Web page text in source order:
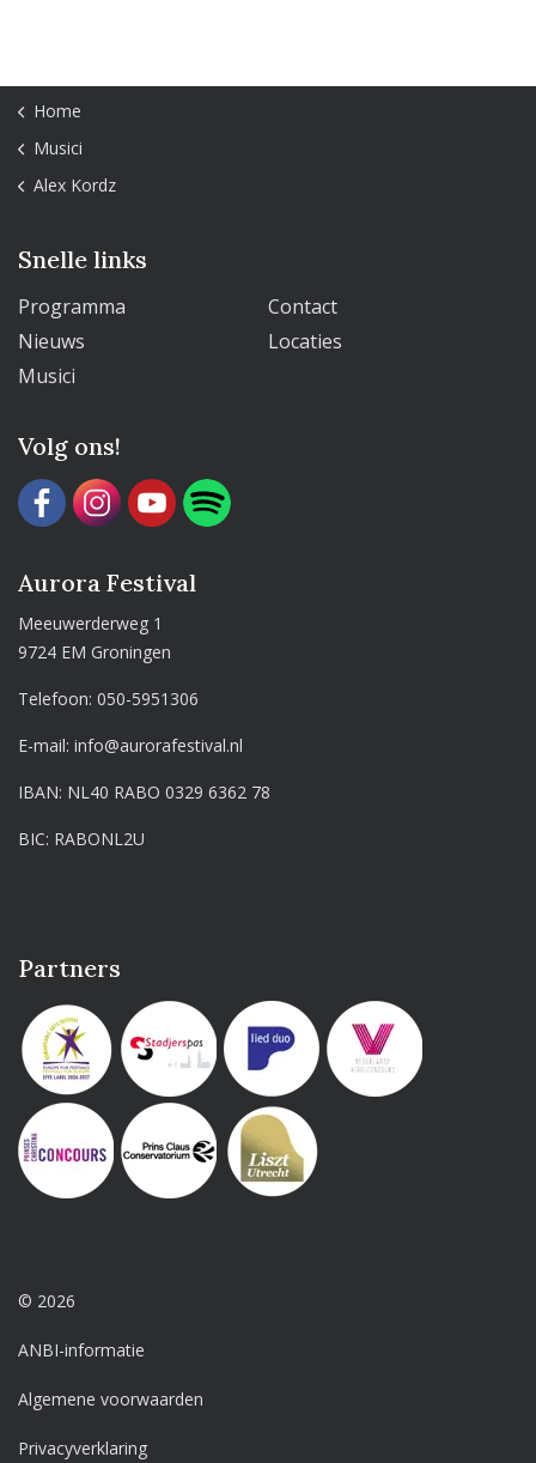
Home
Musici
Alex Kordz
Snelle links
Programma
Contact
Nieuws
Locaties
Musici
Volg ons!
Aurora Festival
Meeuwerderweg 1
9724 EM Groningen
Telefoon:050-5951306
E-mail:info@aurorafestival.nl
IBAN: NL40 RABO 0329 6362 78
BIC: RABONL2U
Partners
© 2026
ANBI-informatie
Algemene voorwaarden
Privacyverklaring